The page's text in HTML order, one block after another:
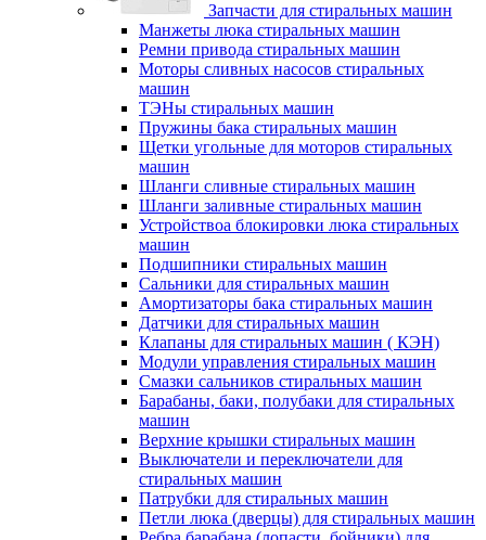
Запчасти для стиральных машин
Манжеты люка стиральных машин
Ремни привода стиральных машин
Моторы сливных насосов стиральных
машин
ТЭНы стиральных машин
Пружины бака стиральных машин
Щетки угольные для моторов стиральных
машин
Шланги сливные стиральных машин
Шланги заливные стиральных машин
Устройствоа блокировки люка стиральных
машин
Подшипники стиральных машин
Сальники для стиральных машин
Амортизаторы бака стиральных машин
Датчики для стиральных машин
Клапаны для стиральных машин ( КЭН)
Модули управления стиральных машин
Смазки сальников стиральных машин
Барабаны, баки, полубаки для стиральных
машин
Верхние крышки стиральных машин
Выключатели и переключатели для
стиральных машин
Патрубки для стиральных машин
Петли люка (дверцы) для стиральных машин